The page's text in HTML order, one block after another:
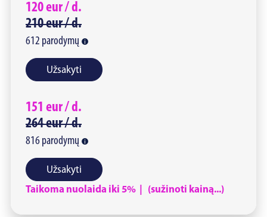
120eur /d.
210eur /d.
612 parodymų
Užsakyti
151 eur /d.
264eur /d.
816 parodymų
Užsakyti
Taikoma nuolaida iki 5% | (sužinoti kainą...)